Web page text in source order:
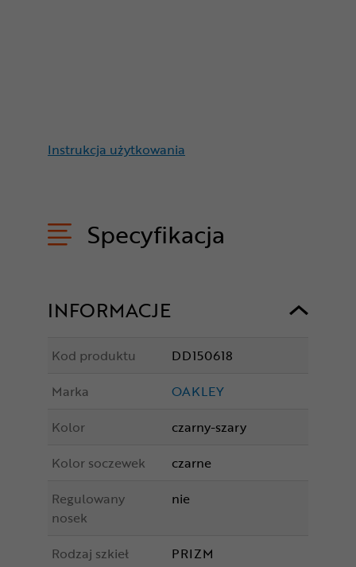
Instrukcja użytkowania
Specyfikacja
INFORMACJE
Kod produktu
DD150618
Marka
OAKLEY
Kolor
czarny-szary
Kolor soczewek
czarne
Regulowany
nosek
nie
Rodzaj szkieł
PRIZM